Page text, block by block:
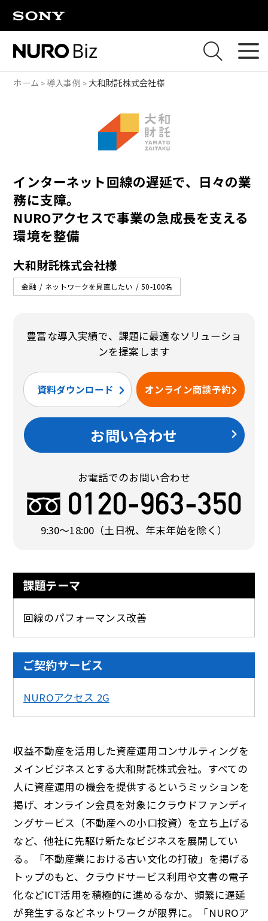
ホーム 導入事例 大和財託株式会社様
インターネット回線の遅延で、日々の業
務に支障。
NUROアクセスで事業の急成長を支える
環境を整備
大和財託株式会社様
金融 ネットワークを見直したい 50-100名
豊富な導入実績で、課題に最適なソリューショ
ンを提案します
資料ダウンロード オンライン商談予約
お問い合わせ
お電話でのお問い合わせ
9:30〜18:00 （土日祝、年末年始を除く）
課題テーマ
回線のパフォーマンス改善
ご契約サービス
NUROアクセス 2G
収益不動産を活用した資産運用コンサルティングを
メインビジネスとする大和財託株式会社。すべての
人に資産運用の機会を提供するというミッションを
掲げ、オンライン会員を対象にクラウドファンディ
ングサービス（不動産への小口投資）を立ち上げる
など、他社に先駆け新たなビジネスを展開してい
る。「不動産業における古い文化の打破」を掲げる
トップのもと、クラウドサービス利用や文書の電子
化などICT活用を積極的に進めるなか、頻繁に遅延
が発生するなどネットワークが限界に。「NUROア